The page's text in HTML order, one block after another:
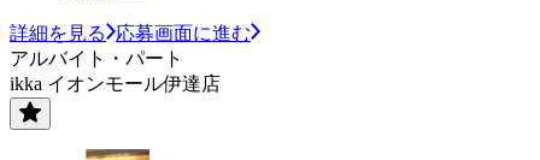
詳細を見る
応募画面に進む
アルバイト・パート
ikka イオンモール伊達店